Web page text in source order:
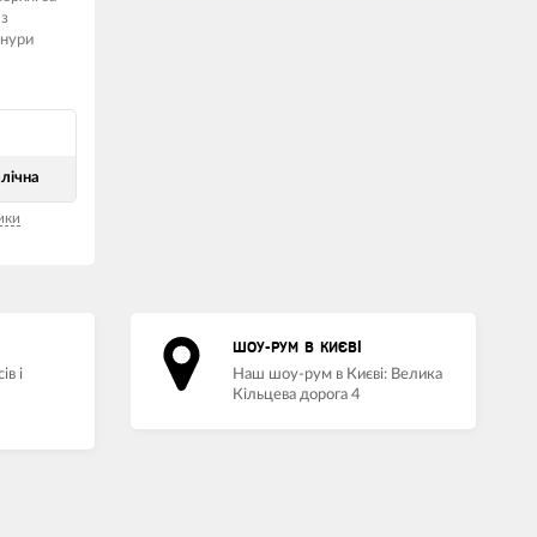
і
ШОУ-РУМ В КИЄВІ
Наш шоу-рум в Києві: Велика
Кільцева дорога 4